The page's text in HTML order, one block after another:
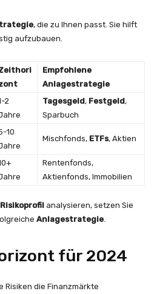
, die zu Ihnen passt. Sie hilft
aufzubauen.
Empfohlene
Anlagestrategie
2
Tagesgeld, Festgeld,
Sparbuch
10
Mischfonds, ETFs, Aktien
Rentenfonds,
Aktienfonds, Immobilien
Risikoprofil analysieren, setzen Sie
Anlagestrategie.
für 2024
Risiken die Finanzmärkte